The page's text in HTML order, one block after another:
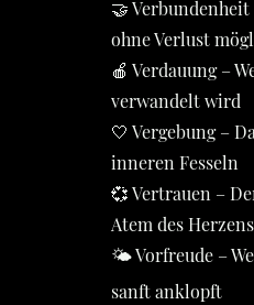
🤝 Verbundenheit
ohne Verlust
🍎 Verdauung –
verwandelt wird
🤍 Vergebung –
inneren Fesseln
💞 Vertrauen –
Atem des Herzens
🌤️ Vorfreude –
sanft anklopft